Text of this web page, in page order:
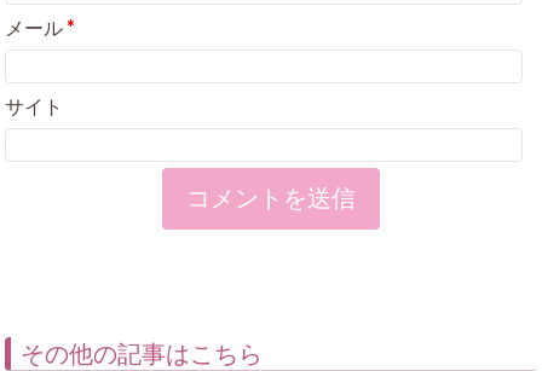
メール*
サイト
その他の記事はこちら